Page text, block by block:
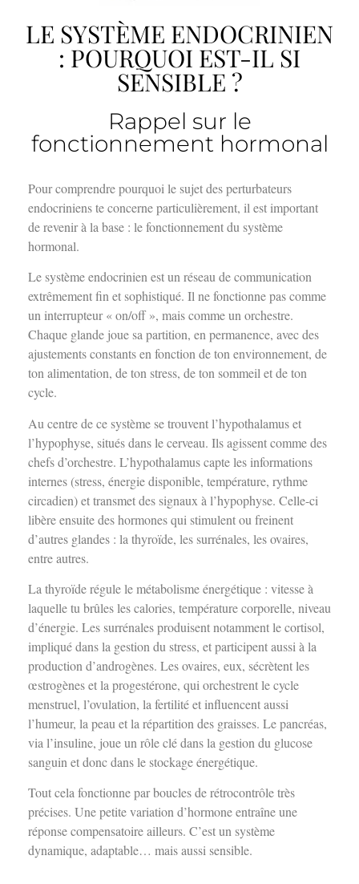
LE SYSTÈME ENDOCRINIEN
: POURQUOI EST-IL SI
SENSIBLE ?
Rappel sur le
fonctionnement hormonal
Pour comprendre pourquoi le sujet des perturbateurs
endocriniens te concerne particulièrement, il est important
de revenir à la base : le fonctionnement du système
hormonal.
Le système endocrinien est un réseau de communication
extrêmement fin et sophistiqué. Il ne fonctionne pas comme
un interrupteur « on/off », mais comme un orchestre.
Chaque glande joue sa partition, en permanence, avec des
ajustements constants en fonction de ton environnement, de
ton alimentation, de ton stress, de ton sommeil et de ton
cycle.
Au centre de ce système se trouvent l’hypothalamus et
l’hypophyse, situés dans le cerveau. Ils agissent comme des
chefs d’orchestre. L’hypothalamus capte les informations
internes (stress, énergie disponible, température, rythme
circadien) et transmet des signaux à l’hypophyse. Celle-ci
libère ensuite des hormones qui stimulent ou freinent
d’autres glandes : la thyroïde, les surrénales, les ovaires,
entre autres.
La thyroïde régule le métabolisme énergétique : vitesse à
laquelle tu brûles les calories, température corporelle, niveau
d’énergie. Les surrénales produisent notamment le cortisol,
impliqué dans la gestion du stress, et participent aussi à la
production d’androgènes. Les ovaires, eux, sécrètent les
œstrogènes et la progestérone, qui orchestrent le cycle
menstruel, l’ovulation, la fertilité et influencent aussi
l’humeur, la peau et la répartition des graisses. Le pancréas,
via l’insuline, joue un rôle clé dans la gestion du glucose
sanguin et donc dans le stockage énergétique.
Tout cela fonctionne par boucles de rétrocontrôle très
précises. Une petite variation d’hormone entraîne une
réponse compensatoire ailleurs. C’est un système
dynamique, adaptable… mais aussi sensible.